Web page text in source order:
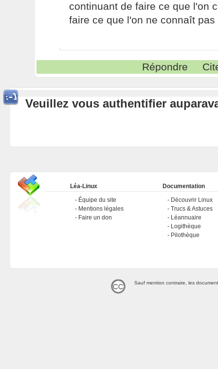
continuant de faire ce que l'on
faire ce que l'on ne connaît pas
Répondre
Veuillez vous authentifier
Léa-Linux
Équipe du site
Mentions légales
Faire un don
Documentation
Découvrir Linux
Trucs & Astuces
Léannuaire
Logithèque
Pilothèque
Sauf mention contraire, les